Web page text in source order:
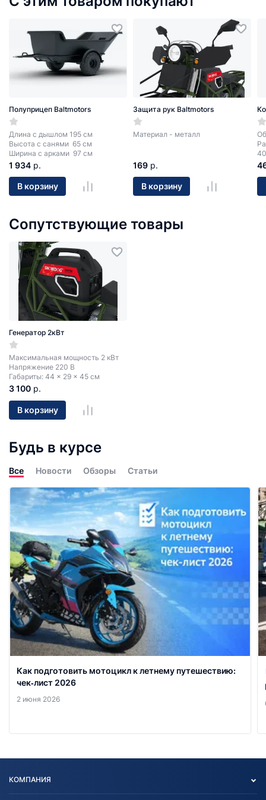
Полуприцеп Baltmotors
Длина с дышлом 195 см
Высота с санями 65 см
Ширина с арками 97 см
1 934 р.
В корзину
Защита рук Baltmotors
Материал - металл
169 р.
В корзину
Сопутствующие товары
Генератор 2кВт
Максимальная мощность 2 кВт
Напряжение 220 В
Габариты: 44 × 29 × 45 см
3 100 р.
В корзину
Будь в курсе
Все Новости Обзоры Статьи
Как подготовить мотоцикл к летнему путешествию:
чек‑лист 2026
2 июня 2026
КОМПАНИЯ